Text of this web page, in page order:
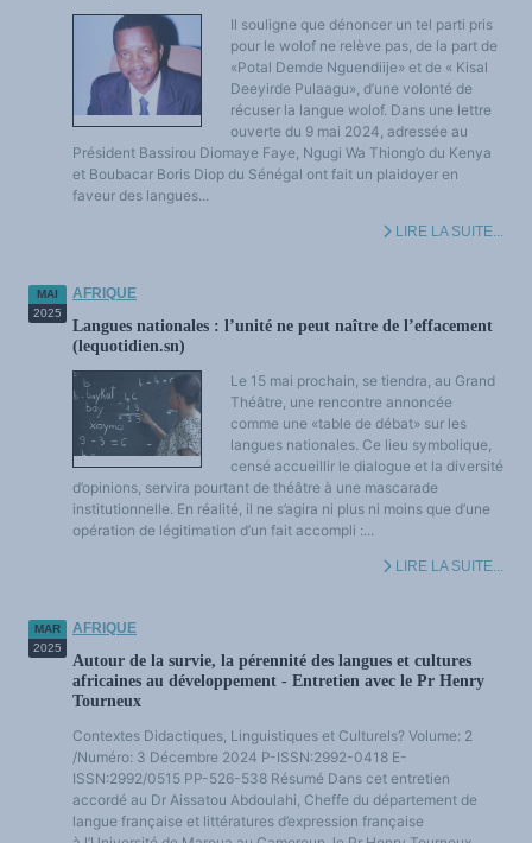
Il souligne que dénoncer un tel parti pris
pour le wolof ne relève pas, de la part de
«Potal Demde Nguendiije» et de « Kisal
Deeyirde Pulaagu», d’une volonté de
récuser la langue wolof. Dans une lettre
ouverte du 9 mai 2024, adressée au
Président Bassirou Diomaye Faye, Ngugi Wa Thiong’o du Kenya
et Boubacar Boris Diop du Sénégal ont fait un plaidoyer en
faveur des langues...
LIRE LA SUITE...
MAI
2025
AFRIQUE
Langues nationales : l’unité ne peut naître de l’effacement
(lequotidien.sn)
Le 15 mai prochain, se tiendra, au Grand
Théâtre, une rencontre annoncée
comme une «table de débat» sur les
langues nationales. Ce lieu symbolique,
censé accueillir le dialogue et la diversité
d’opinions, servira pourtant de théâtre à une mascarade
institutionnelle. En réalité, il ne s’agira ni plus ni moins que d’une
opération de légitimation d’un fait accompli :...
LIRE LA SUITE...
MAR
2025
AFRIQUE
Autour de la survie, la pérennité des langues et cultures
africaines au développement - Entretien avec le Pr Henry
Tourneux
Contextes Didactiques, Linguistiques et Culturels? Volume: 2
/Numéro: 3 Décembre 2024 P-ISSN:2992-0418 E-
ISSN:2992/0515 PP-526-538 Résumé Dans cet entretien
accordé au Dr Aissatou Abdoulahi, Cheffe du département de
langue française et littératures d’expression française